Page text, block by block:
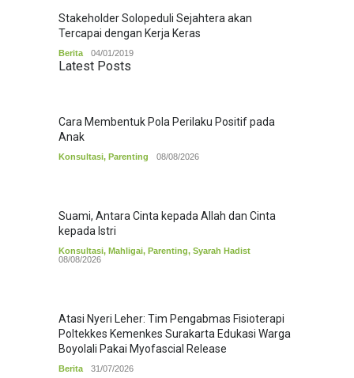
Stakeholder Solopeduli Sejahtera akan
Tercapai dengan Kerja Keras
Berita 04/01/2019
Latest Posts
Cara Membentuk Pola Perilaku Positif pada
Anak
Konsultasi, Parenting 08/08/2026
Suami, Antara Cinta kepada Allah dan Cinta
kepada Istri
Konsultasi, Mahligai, Parenting, Syarah Hadist
08/08/2026
Atasi Nyeri Leher: Tim Pengabmas Fisioterapi
Poltekkes Kemenkes Surakarta Edukasi Warga
Boyolali Pakai Myofascial Release
Berita 31/07/2026